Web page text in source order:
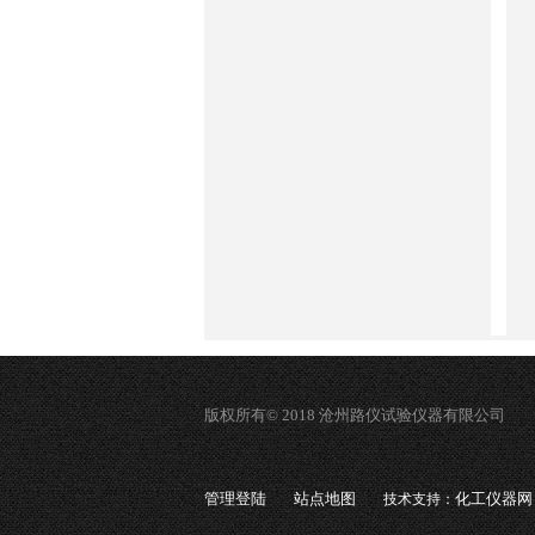
版权所有© 2018 沧州路仪试验仪器有限公司
管理登陆 站点地图 技术支持：化工仪器网